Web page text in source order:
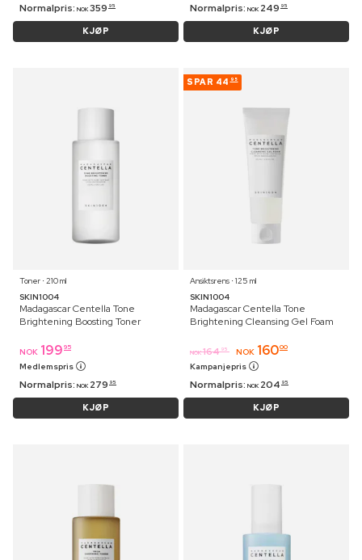
Normalpris: NOK 359 95
KJØP
Normalpris: NOK 249 95
KJØP
Toner ⋅ 210 ml
SKIN1004
Madagascar Centella Tone
Brightening Boosting Toner
NOK 199 95
Medlemspris
Normalpris: NOK 279 95
KJØP
SPAR 44 95
Ansiktsrens ⋅ 125 ml
SKIN1004
Madagascar Centella Tone
Brightening Cleansing Gel Foam
NOK 164 95 NOK 16000
Kampanjepris
Normalpris: NOK 204 95
KJØP